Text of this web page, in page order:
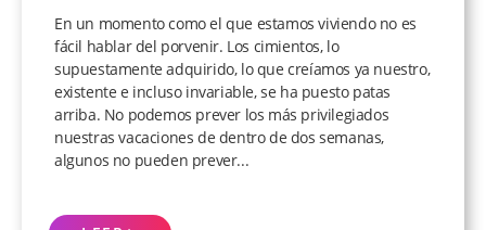
En un momento como el que estamos viviendo no es
fácil hablar del porvenir. Los cimientos, lo
supuestamente adquirido, lo que creíamos ya nuestro,
existente e incluso invariable, se ha puesto patas
arriba. No podemos prever los más privilegiados
nuestras vacaciones de dentro de dos semanas,
algunos no pueden prever...